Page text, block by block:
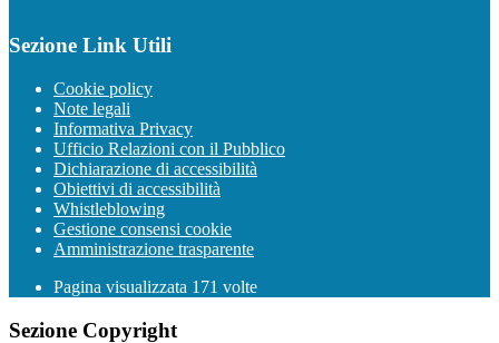
Sezione Link Utili
Cookie policy
Note legali
Informativa Privacy
Ufficio Relazioni con il Pubblico
Dichiarazione di accessibilità
Obiettivi di accessibilità
Whistleblowing
Gestione consensi cookie
Amministrazione trasparente
Pagina visualizzata 171 volte
Sezione Copyright